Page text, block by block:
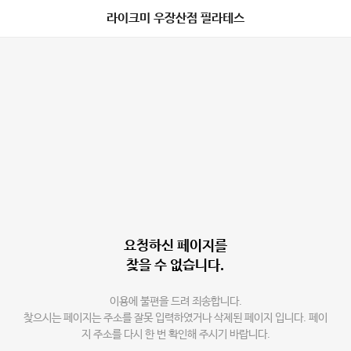
라이크미 우장산점 필라테스
요청하신 페이지를
찾을 수 없습니다.
이용에 불편을 드려 죄송합니다.
찾으시는 페이지는 주소를 잘못 입력하였거나 삭제된 페이지 입니다. 페이
지 주소를 다시 한 번 확인해 주시기 바랍니다.